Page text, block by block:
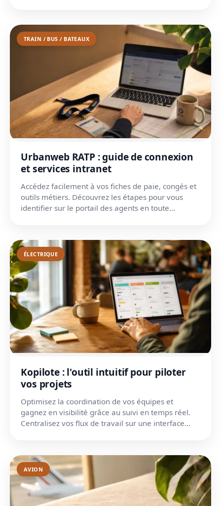
TRAIN / BUS / BATEAUX
Urbanweb RATP : guide de connexion
et services intranet
Accédez facilement à vos fiches de paie, congés et
outils métiers. Découvrez les étapes pour vous
identifier sur le portail des agents en toute
ÉLECTRIQUE
Kopilote : l'outil intuitif pour piloter
vos projets
Optimisez la coordination de vos équipes et
gagnez en visibilité grâce au suivi en temps réel.
Centralisez vos flux de travail sur une interface
AVION